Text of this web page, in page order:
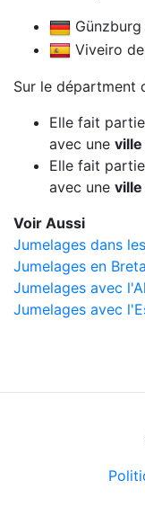
Günzburg
Viveiro
Sur le départment
Elle fait
avec une ville
Elle fait
avec une ville
Voir Aussi
Jumelages dans
Jumelages en
Jumelages avec
Jumelages avec